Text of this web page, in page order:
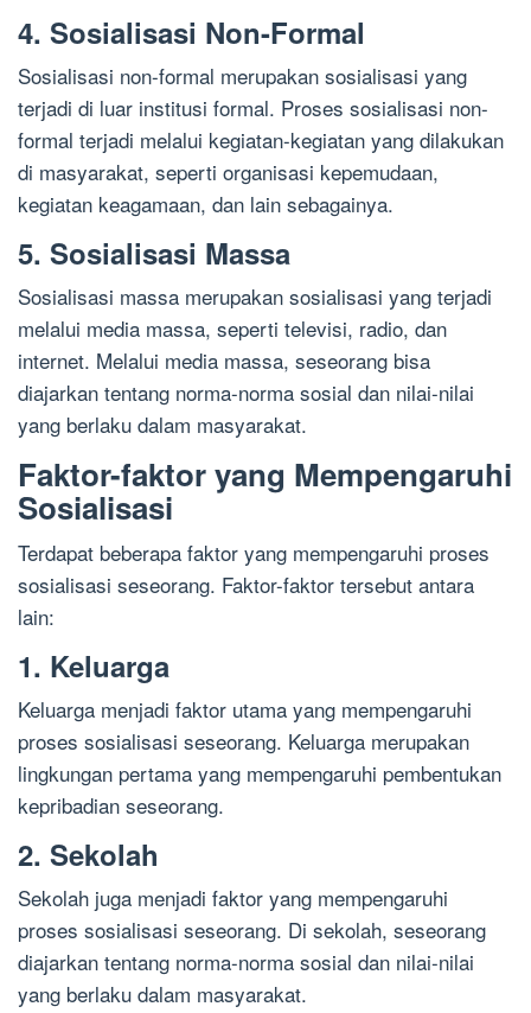
4. Sosialisasi Non-Formal
Sosialisasi non-formal merupakan sosialisasi yang
terjadi di luar institusi formal. Proses sosialisasi non-
formal terjadi melalui kegiatan-kegiatan yang dilakukan
di masyarakat, seperti organisasi kepemudaan,
kegiatan keagamaan, dan lain sebagainya.
5. Sosialisasi Massa
Sosialisasi massa merupakan sosialisasi yang terjadi
melalui media massa, seperti televisi, radio, dan
internet. Melalui media massa, seseorang bisa
diajarkan tentang norma-norma sosial dan nilai-nilai
yang berlaku dalam masyarakat.
Faktor-faktor yang Mempengaruhi
Sosialisasi
Terdapat beberapa faktor yang mempengaruhi proses
sosialisasi seseorang. Faktor-faktor tersebut antara
lain:
1. Keluarga
Keluarga menjadi faktor utama yang mempengaruhi
proses sosialisasi seseorang. Keluarga merupakan
lingkungan pertama yang mempengaruhi pembentukan
kepribadian seseorang.
2. Sekolah
Sekolah juga menjadi faktor yang mempengaruhi
proses sosialisasi seseorang. Di sekolah, seseorang
diajarkan tentang norma-norma sosial dan nilai-nilai
yang berlaku dalam masyarakat.